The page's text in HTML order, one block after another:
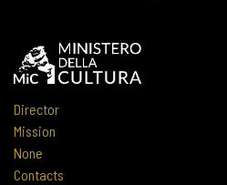
Director
Mission
None
Contacts